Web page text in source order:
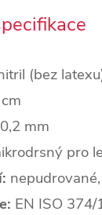
(bez
0,2 mm
pro
EN ISO